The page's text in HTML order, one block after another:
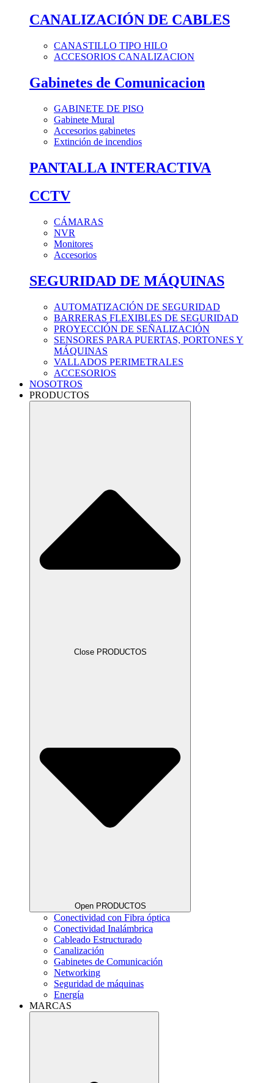
CANALIZACIÓN DE CABLES
CANASTILLO TIPO HILO
ACCESORIOS CANALIZACION
Gabinetes de Comunicacion
GABINETE DE PISO
Gabinete Mural
Accesorios gabinetes
Extinción de incendios
PANTALLA INTERACTIVA
CCTV
CÁMARAS
NVR
Monitores
Accesorios
SEGURIDAD DE MÁQUINAS
AUTOMATIZACIÓN DE SEGURIDAD
BARRERAS FLEXIBLES DE SEGURIDAD
PROYECCIÓN DE SEÑALIZACIÓN
SENSORES PARA PUERTAS, PORTONES Y
MÁQUINAS
VALLADOS PERIMETRALES
ACCESORIOS
NOSOTROS
PRODUCTOS
Close PRODUCTOS
Open PRODUCTOS
Conectividad con Fibra óptica
Conectividad Inalámbrica
Cableado Estructurado
Canalización
Gabinetes de Comunicación
Networking
Seguridad de máquinas
Energía
MARCAS